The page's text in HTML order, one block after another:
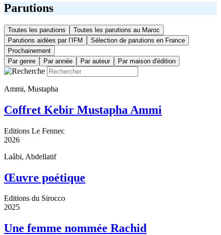
Parutions
Toutes les parutions
Toutes les parutions au Maroc
Parutions aidées par l’IFM
Sélection de parutions en France
Prochainement
Par genre
Par année Par auteur Par maison d'édition
Ammi, Mustapha
Coffret Kebir Mustapha Ammi
Editions Le Fennec
2026
Laâbi, Abdellatif
Œuvre poétique
Editions du Sirocco
2025
Une femme nommée Rachid